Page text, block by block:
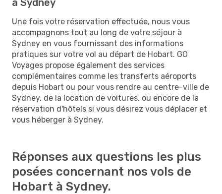
à Sydney
Une fois votre réservation effectuée, nous vous
accompagnons tout au long de votre séjour à
Sydney en vous fournissant des informations
pratiques sur votre vol au départ de Hobart. GO
Voyages propose également des services
complémentaires comme les transferts aéroports
depuis Hobart ou pour vous rendre au centre-ville de
Sydney, de la location de voitures, ou encore de la
réservation d'hôtels si vous désirez vous déplacer et
vous héberger à Sydney.
Réponses aux questions les plus
posées concernant nos vols de
Hobart à Sydney.